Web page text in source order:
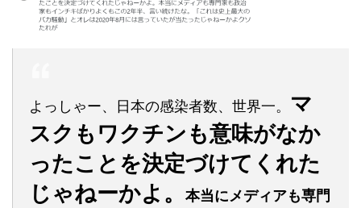
よっしゃー、日本の感染者数、世界一。 マ
スクもワクチンも意味がなか
ったことを決定づけてくれた
じゃねーかよ。
本当にメディアも専門